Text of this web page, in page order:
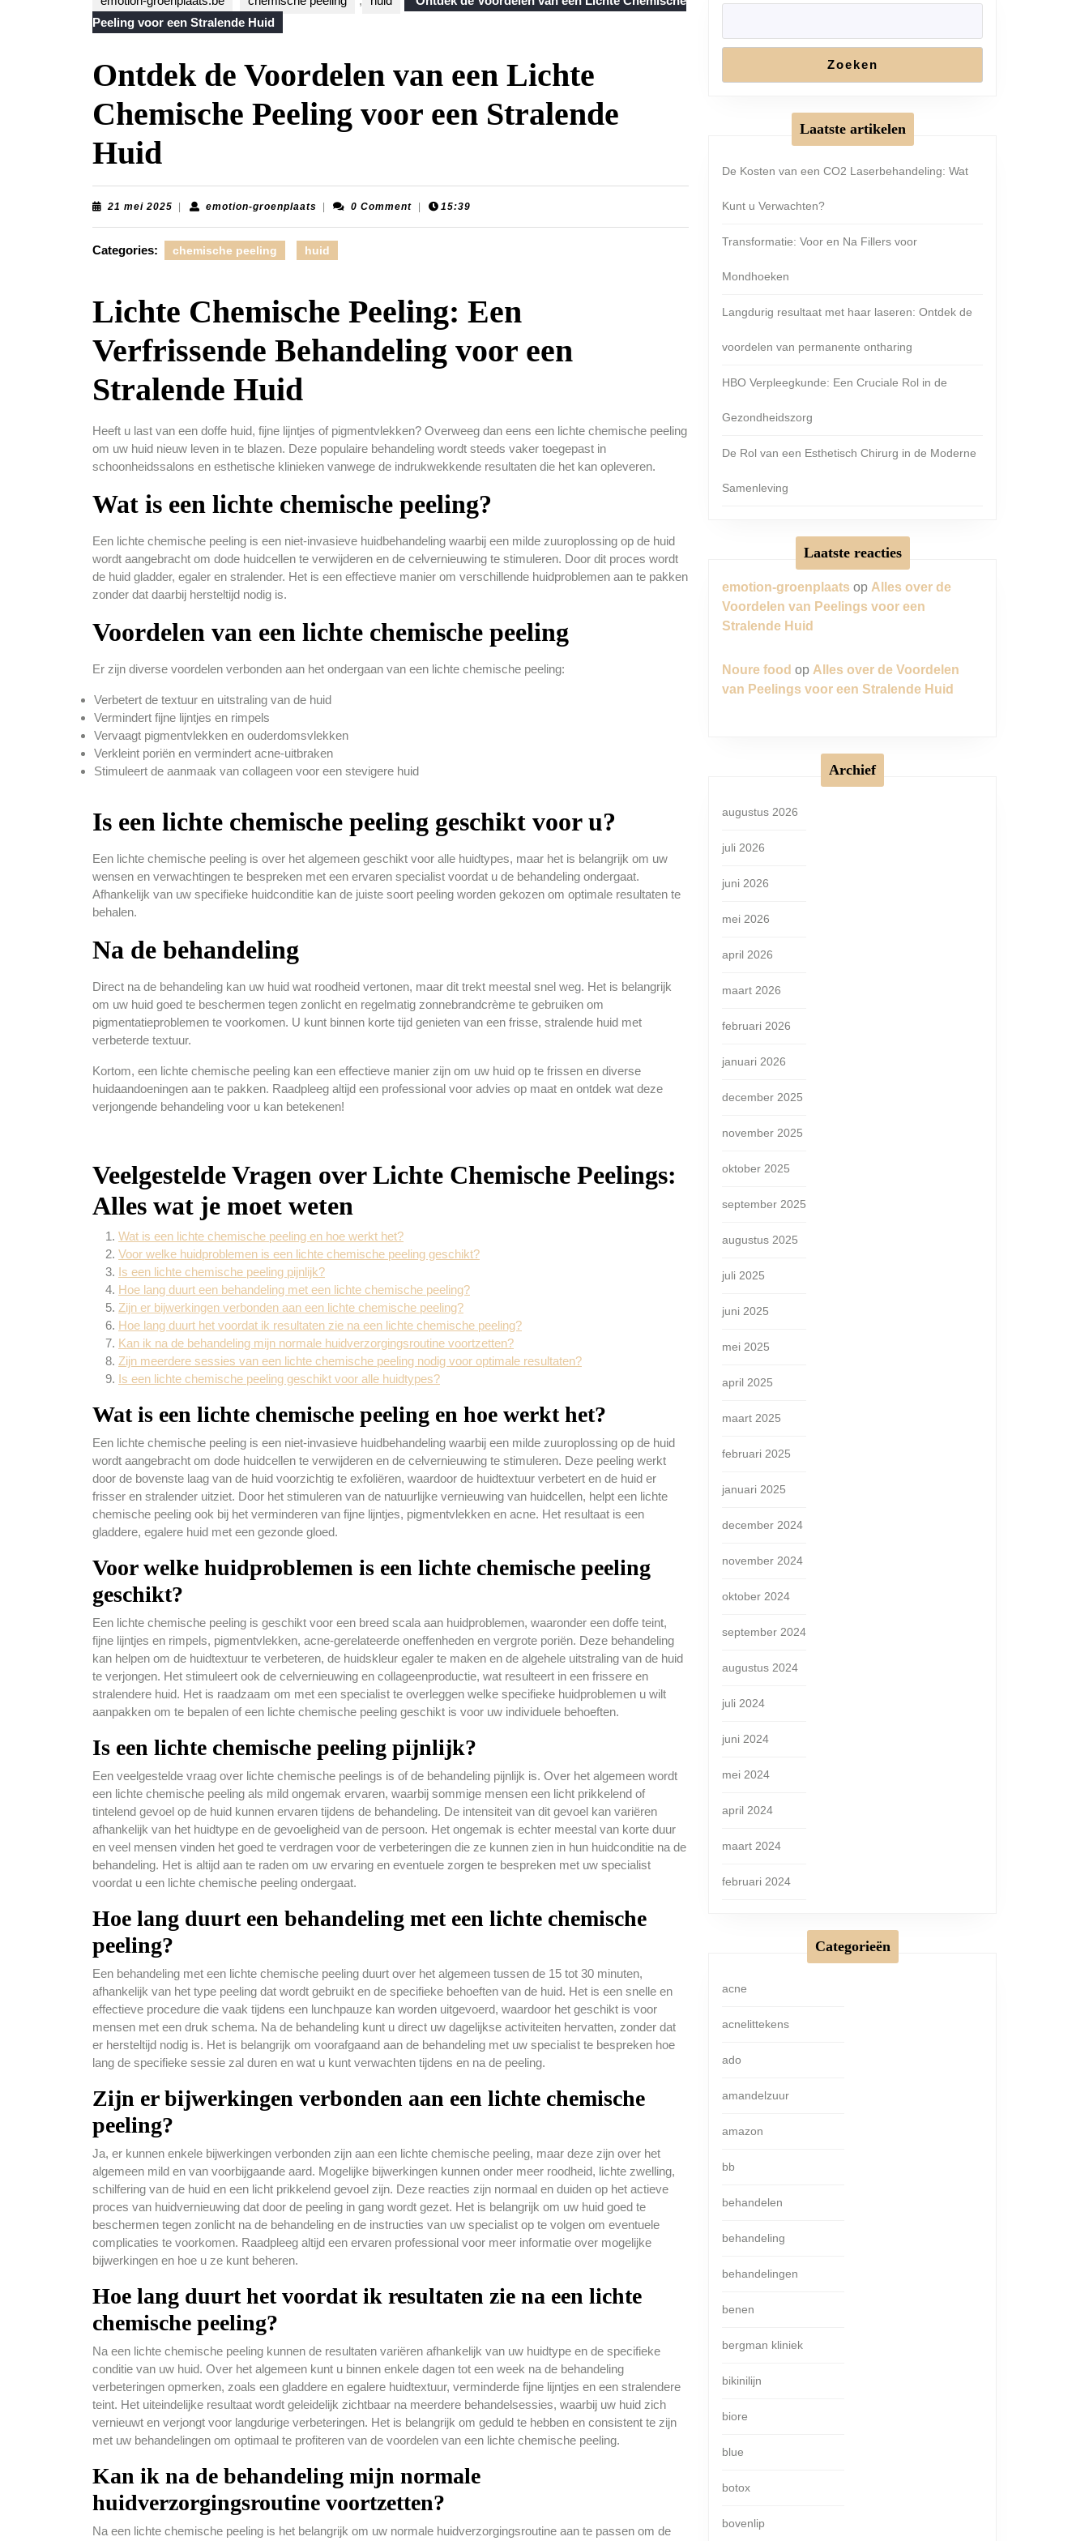
Peeling voor een Stralende Huid
Ontdek de Voordelen van een Lichte
Chemische Peeling voor een Stralende
Huid
21 mei 2025 21
emotion-groenplaatsemotion-0 Comment 15:39
Categories: chemische peeling huid
Lichte Chemische Peeling: Een
Verfrissende Behandeling voor een
Stralende Huid
Heeft u last van een doffe huid, fijne lijntjes of pigmentvlekken? Overweeg dan eens een lichte chemische peeling
om uw huid nieuw leven in te blazen. Deze populaire behandeling wordt steeds vaker toegepast in
schoonheidssalons en esthetische klinieken vanwege de indrukwekkende resultaten die het kan opleveren.
Wat is een lichte chemische peeling?
Een lichte chemische peeling is een niet-invasieve huidbehandeling waarbij een milde zuuroplossing op de huid
wordt aangebracht om dode huidcellen te verwijderen en de celvernieuwing te stimuleren. Door dit proces wordt
de huid gladder, egaler en stralender. Het is een effectieve manier om verschillende huidproblemen aan te pakken
zonder dat daarbij hersteltijd nodig is.
Voordelen van een lichte chemische peeling
Er zijn diverse voordelen verbonden aan het ondergaan van een lichte chemische peeling:
Verbetert de textuur en uitstraling van de huid
Vermindert fijne lijntjes en rimpels
Vervaagt pigmentvlekken en ouderdomsvlekken
Verkleint poriën en vermindert acne-uitbraken
Stimuleert de aanmaak van collageen voor een stevigere huid
Is een lichte chemische peeling geschikt voor u?
Een lichte chemische peeling is over het algemeen geschikt voor alle huidtypes, maar het is belangrijk om uw
wensen en verwachtingen te bespreken met een ervaren specialist voordat u de behandeling ondergaat.
Afhankelijk van uw specifieke huidconditie kan de juiste soort peeling worden gekozen om optimale resultaten te
behalen.
Na de behandeling
Direct na de behandeling kan uw huid wat roodheid vertonen, maar dit trekt meestal snel weg. Het is belangrijk
om uw huid goed te beschermen tegen zonlicht en regelmatig zonnebrandcrème te gebruiken om
pigmentatieproblemen te voorkomen. U kunt binnen korte tijd genieten van een frisse, stralende huid met
verbeterde textuur.
Kortom, een lichte chemische peeling kan een effectieve manier zijn om uw huid op te frissen en diverse
huidaandoeningen aan te pakken. Raadpleeg altijd een professional voor advies op maat en ontdek wat deze
verjongende behandeling voor u kan betekenen!
Veelgestelde Vragen over Lichte Chemische Peelings:
Alles wat je moet weten
Wat is een lichte chemische peeling en hoe werkt het?
Voor welke huidproblemen is een lichte chemische peeling geschikt?
Is een lichte chemische peeling pijnlijk?
Hoe lang duurt een behandeling met een lichte chemische peeling?
Zijn er bijwerkingen verbonden aan een lichte chemische peeling?
Hoe lang duurt het voordat ik resultaten zie na een lichte chemische peeling?
Kan ik na de behandeling mijn normale huidverzorgingsroutine voortzetten?
Zijn meerdere sessies van een lichte chemische peeling nodig voor optimale resultaten?
Is een lichte chemische peeling geschikt voor alle huidtypes?
Wat is een lichte chemische peeling en hoe werkt het?
Een lichte chemische peeling is een niet-invasieve huidbehandeling waarbij een milde zuuroplossing op de huid
wordt aangebracht om dode huidcellen te verwijderen en de celvernieuwing te stimuleren. Deze peeling werkt
door de bovenste laag van de huid voorzichtig te exfoliëren, waardoor de huidtextuur verbetert en de huid er
frisser en stralender uitziet. Door het stimuleren van de natuurlijke vernieuwing van huidcellen, helpt een lichte
chemische peeling ook bij het verminderen van fijne lijntjes, pigmentvlekken en acne. Het resultaat is een
gladdere, egalere huid met een gezonde gloed.
Voor welke huidproblemen is een lichte chemische peeling
geschikt?
Een lichte chemische peeling is geschikt voor een breed scala aan huidproblemen, waaronder een doffe teint,
fijne lijntjes en rimpels, pigmentvlekken, acne-gerelateerde oneffenheden en vergrote poriën. Deze behandeling
kan helpen om de huidtextuur te verbeteren, de huidskleur egaler te maken en de algehele uitstraling van de huid
te verjongen. Het stimuleert ook de celvernieuwing en collageenproductie, wat resulteert in een frissere en
stralendere huid. Het is raadzaam om met een specialist te overleggen welke specifieke huidproblemen u wilt
aanpakken om te bepalen of een lichte chemische peeling geschikt is voor uw individuele behoeften.
Is een lichte chemische peeling pijnlijk?
Een veelgestelde vraag over lichte chemische peelings is of de behandeling pijnlijk is. Over het algemeen wordt
een lichte chemische peeling als mild ongemak ervaren, waarbij sommige mensen een licht prikkelend of
tintelend gevoel op de huid kunnen ervaren tijdens de behandeling. De intensiteit van dit gevoel kan variëren
afhankelijk van het huidtype en de gevoeligheid van de persoon. Het ongemak is echter meestal van korte duur
en veel mensen vinden het goed te verdragen voor de verbeteringen die ze kunnen zien in hun huidconditie na de
behandeling. Het is altijd aan te raden om uw ervaring en eventuele zorgen te bespreken met uw specialist
voordat u een lichte chemische peeling ondergaat.
Hoe lang duurt een behandeling met een lichte chemische
peeling?
Een behandeling met een lichte chemische peeling duurt over het algemeen tussen de 15 tot 30 minuten,
afhankelijk van het type peeling dat wordt gebruikt en de specifieke behoeften van de huid. Het is een snelle en
effectieve procedure die vaak tijdens een lunchpauze kan worden uitgevoerd, waardoor het geschikt is voor
mensen met een druk schema. Na de behandeling kunt u direct uw dagelijkse activiteiten hervatten, zonder dat
er hersteltijd nodig is. Het is belangrijk om voorafgaand aan de behandeling met uw specialist te bespreken hoe
lang de specifieke sessie zal duren en wat u kunt verwachten tijdens en na de peeling.
Zijn er bijwerkingen verbonden aan een lichte chemische
peeling?
Ja, er kunnen enkele bijwerkingen verbonden zijn aan een lichte chemische peeling, maar deze zijn over het
algemeen mild en van voorbijgaande aard. Mogelijke bijwerkingen kunnen onder meer roodheid, lichte zwelling,
schilfering van de huid en een licht prikkelend gevoel zijn. Deze reacties zijn normaal en duiden op het actieve
proces van huidvernieuwing dat door de peeling in gang wordt gezet. Het is belangrijk om uw huid goed te
beschermen tegen zonlicht na de behandeling en de instructies van uw specialist op te volgen om eventuele
complicaties te voorkomen. Raadpleeg altijd een ervaren professional voor meer informatie over mogelijke
bijwerkingen en hoe u ze kunt beheren.
Hoe lang duurt het voordat ik resultaten zie na een lichte
chemische peeling?
Na een lichte chemische peeling kunnen de resultaten variëren afhankelijk van uw huidtype en de specifieke
conditie van uw huid. Over het algemeen kunt u binnen enkele dagen tot een week na de behandeling
verbeteringen opmerken, zoals een gladdere en egalere huidtextuur, verminderde fijne lijntjes en een stralendere
teint. Het uiteindelijke resultaat wordt geleidelijk zichtbaar na meerdere behandelsessies, waarbij uw huid zich
vernieuwt en verjongt voor langdurige verbeteringen. Het is belangrijk om geduld te hebben en consistent te zijn
met uw behandelingen om optimaal te profiteren van de voordelen van een lichte chemische peeling.
Kan ik na de behandeling mijn normale
huidverzorgingsroutine voortzetten?
Na een lichte chemische peeling is het belangrijk om uw normale huidverzorgingsroutine aan te passen om de
Zoeken
Laatste artikelen
De Kosten van een CO2 Laserbehandeling: Wat
Kunt u Verwachten?
Transformatie: Voor en Na Fillers voor
Mondhoeken
Langdurig resultaat met haar laseren: Ontdek de
voordelen van permanente ontharing
HBO Verpleegkunde: Een Cruciale Rol in de
Gezondheidszorg
De Rol van een Esthetisch Chirurg in de Moderne
Samenleving
Laatste reacties
emotion-groenplaats op Alles over de
Voordelen van Peelings voor een
Stralende Huid
Noure food op Alles over de Voordelen
van Peelings voor een Stralende Huid
Archief
augustus 2026
juli 2026
juni 2026
mei 2026
april 2026
maart 2026
februari 2026
januari 2026
december 2025
november 2025
oktober 2025
september 2025
augustus 2025
juli 2025
juni 2025
mei 2025
april 2025
maart 2025
februari 2025
januari 2025
december 2024
november 2024
oktober 2024
september 2024
augustus 2024
juli 2024
juni 2024
mei 2024
april 2024
maart 2024
februari 2024
Categorieën
acne
acnelittekens
ado
amandelzuur
amazon
bb
behandelen
behandeling
behandelingen
benen
bergman kliniek
bikinilijn
biore
blue
botox
bovenlip